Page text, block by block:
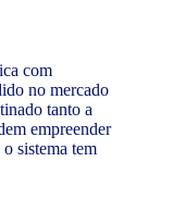
com
no mercado
tanto a
empreender
sistema tem